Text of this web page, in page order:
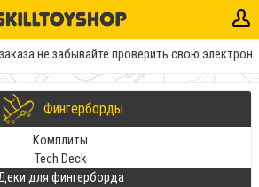
не забывайте проверить свою
Фингерборды
Комплиты
Tech Deck
для фингерборда